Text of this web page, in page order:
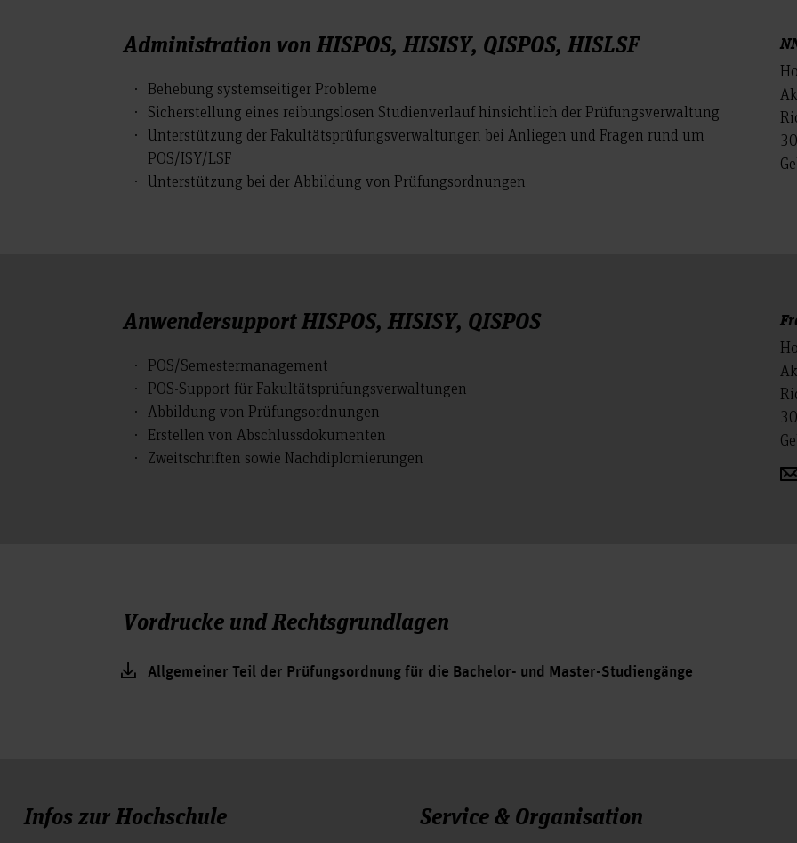
Administration von HISPOS, HISISY, QISPOS, HISLSF
Behebung systemseitiger Probleme
Sicherstellung eines reibungslosen Studienverlauf hinsichtlich der Prüfungsverwaltung
Unterstützung der Fakultätsprüfungsverwaltungen bei Anliegen und Fragen rund um
POS/ISY/LSF
Unterstützung bei der Abbildung von Prüfungsordnungen
Anwendersupport HISPOS, HISISY, QISPOS
POS/Semestermanagement
POS-Support für Fakultätsprüfungsverwaltungen
Abbildung von Prüfungsordnungen
Erstellen von Abschlussdokumenten
Zweitschriften sowie Nachdiplomierungen
Vordrucke und Rechtsgrundlagen
Allgemeiner Teil der Prüfungsordnung für die Bachelor- und Master-Studiengänge
Infos zur Hochschule Service & Organisation